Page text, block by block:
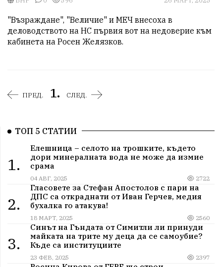
"Възраждане", "Величие" и МЕЧ внесоха в
деловодството на НС първия вот на недоверие към
кабинета на Росен Желязков.
ПРЕД. 1. СЛЕД.
ТОП 5 СТАТИИ
1.
Елешница – селото на трошките, където
дори минералната вода не може да измие
срама
04 АВГ, 2025 2722
2.
Гласовете за Стефан Апостолов с пари на
ДПС са откраднати от Иван Герчев, медия
бухалка го атакува!
18 МАРТ, 2025 2560
3.
Синът на Гъндата от Симитли ли принуди
майката на трите му деца да се самоубие?
Къде са институциите
23 ФЕВ, 2025 2397